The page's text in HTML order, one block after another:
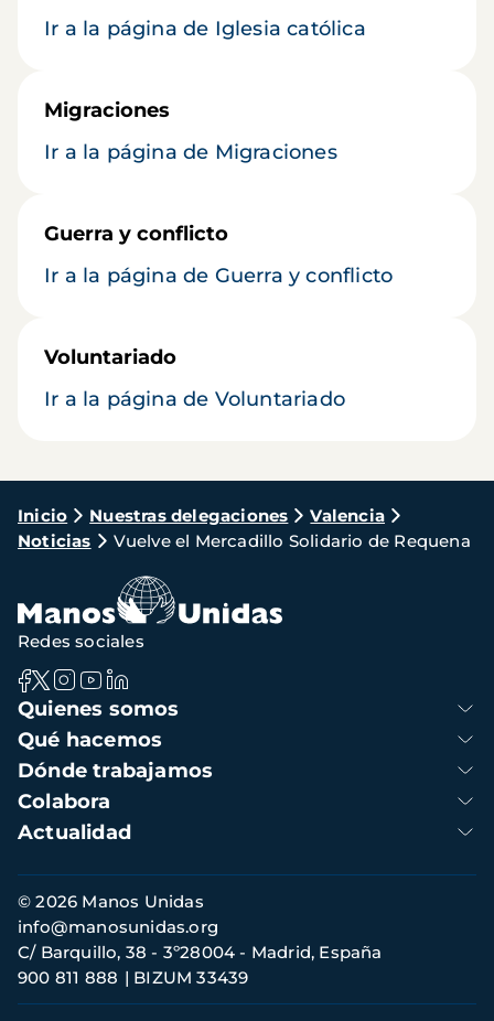
Ir a la página de Iglesia católica
Migraciones
Ir a la página de Migraciones
Guerra y conflicto
Ir a la página de Guerra y conflicto
Voluntariado
Ir a la página de Voluntariado
Ruta
de
navegación
Inicio Nuestras delegaciones
Valencia
Noticias
Vuelve el Mercadillo Solidario de Requena
Navegación
principal
Quienes somos
Qué hacemos
Dónde trabajamos
Colabora
Actualidad
Redes sociales
Información
de
contacto
© 2026 Manos Unidas
C/ Barquillo, 38 - 3º28004 - Madrid, España
900 811 888
BIZUM 33439
info@manosunidas.org